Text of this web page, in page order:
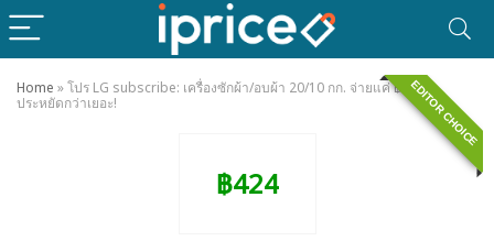
Home »โปร LG subscribe: เครื่องซักผ้า/อบผ้า 20/10 กก. จ่ายแค่ ฿424/ด.
ประหยัดกว่าเยอะ!
EDITOR CHOICE
฿424